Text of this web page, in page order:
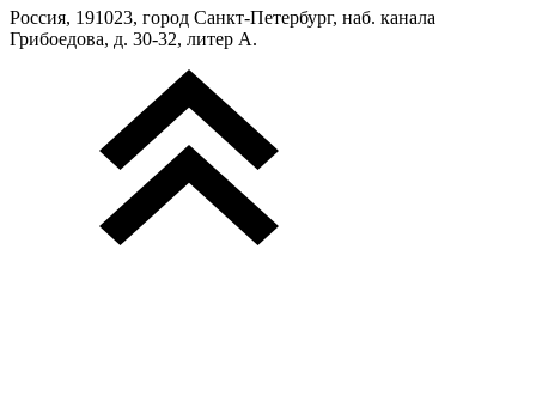
Россия, 191023, город Санкт-Петербург, наб. канала
Грибоедова, д. 30-32, литер А.